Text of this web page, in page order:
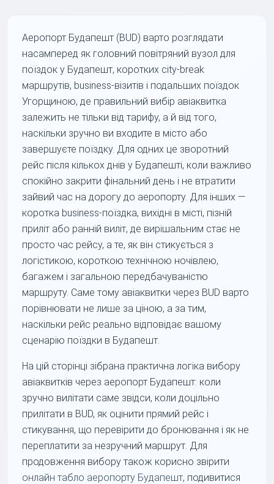
Аеропорт Будапешт (BUD) варто розглядати
насамперед як головний повітряний вузол для
поїздок у Будапешт, коротких city-break
маршрутів, business-візитів і подальших поїздок
Угорщиною, де правильний вибір авіаквитка
залежить не тільки від тарифу, а й від того,
наскільки зручно ви входите в місто або
завершуєте поїздку. Для одних це зворотний
рейс після кількох днів у Будапешті, коли важливо
спокійно закрити фінальний день і не втратити
зайвий час на дорогу до аеропорту. Для інших —
коротка business-поїздка, вихідні в місті, пізній
приліт або ранній виліт, де вирішальним стає не
просто час рейсу, а те, як він стикується з
логістикою, короткою технічною ночівлею,
багажем і загальною передбачуваністю
маршруту. Саме тому авіаквитки через BUD варто
порівнювати не лише за ціною, а за тим,
наскільки рейс реально відповідає вашому
сценарію поїздки в Будапешт.
На цій сторінці зібрана практична логіка вибору
авіаквитків через аеропорт Будапешт: коли
зручно вилітати саме звідси, коли доцільно
прилітати в BUD, як оцінити прямий рейс і
стикування, що перевірити до бронювання і як не
переплатити за незручний маршрут. Для
продовження вибору також корисно звірити
онлайн табло аеропорту Будапешт, подивитися